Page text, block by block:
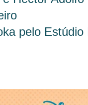
pelo Estúdio